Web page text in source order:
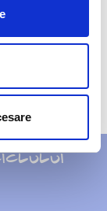
2016.